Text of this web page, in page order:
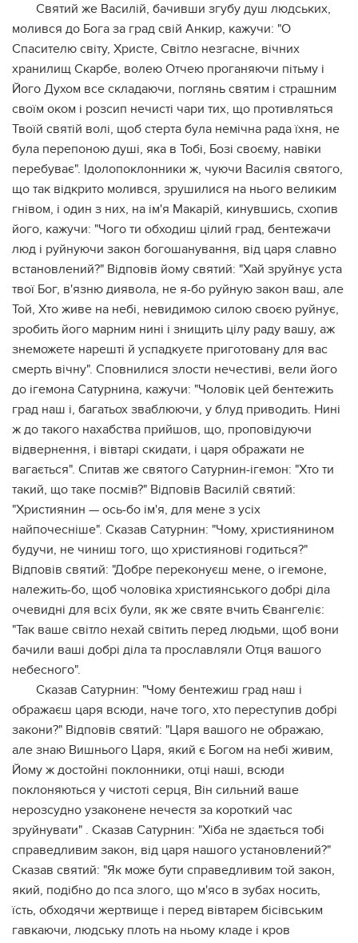
Святий же Василій, бачивши згубу душ людських,
молився до Бога за град свій Анкир, кажучи: "О
Спасителю світу, Христе, Світло незгасне, вічних
хранилищ Скарбе, волею Отчею проганяючи пітьму і
Його Духом все складаючи, поглянь святим і страшним
своїм оком і розсип нечисті чари тих, що противляться
Твоїй святій волі, щоб стерта була немічна рада їхня, не
була перепоною душі, яка в Тобі, Бозі своєму, навіки
перебуває". Ідолопоклонники ж, чуючи Василія святого,
що так відкрито молився, зрушилися на нього великим
гнівом, і один з них, на ім'я Макарій, кинувшись, схопив
його, кажучи: "Чого ти обходиш цілий град, бентежачи
люд і руйнуючи закон богошанування, від царя славно
встановлений?" Відповів йому святий: "Хай зруйнує уста
твої Бог, в'язню диявола, не я-бо руйную закон ваш, але
Той, Хто живе на небі, невидимою силою своєю руйнує,
зробить його марним нині і знищить цілу раду вашу, аж
знеможете нарешті й успадкуєте приготовану для вас
смерть вічну". Сповнилися злости нечестиві, вели його
до ігемона Сатурнина, кажучи: "Чоловік цей бентежить
град наш і, багатьох зваблюючи, у блуд приводить. Нині
ж до такого нахабства прийшов, що, проповідуючи
відвернення, і вівтарі скидати, і царя ображати не
вагається". Спитав же святого Сатурнин-ігемон: "Хто ти
такий, що таке посмів?" Відповів Василій святий:
"Християнин — ось-бо ім'я, для мене з усіх
найпочесніше". Сказав Сатурнин: "Чому, християнином
будучи, не чиниш того, що християнові годиться?"
Відповів святий: "Добре переконуєш мене, о ігемоне,
належить-бо, щоб чоловіка християнського добрі діла
очевидні для всіх були, як же святе вчить Євангеліє:
"Так ваше світло нехай світить перед людьми, щоб вони
бачили ваші добрі діла та прославляли Отця вашого
небесного".
Сказав Сатурнин: "Чому бентежиш град наш і
ображаєш царя всюди, наче того, хто переступив добрі
закони?" Відповів святий: "Царя вашого не ображаю,
але знаю Вишнього Царя, який є Богом на небі живим,
Йому ж достойні поклонники, отці наші, всюди
поклоняються у чистоті серця, Він сильний ваше
нерозсудно узаконене нечестя за короткий час
зруйнувати" . Сказав Сатурнин: "Хіба не здається тобі
справедливим закон, від царя нашого установлений?"
Сказав святий: "Як може бути справедливим той закон,
який, подібно до пса злого, що м'ясо в зубах носить,
їсть, обходячи жертвище і перед вівтарем бісівським
гавкаючи, людську плоть на ньому кладе і кров